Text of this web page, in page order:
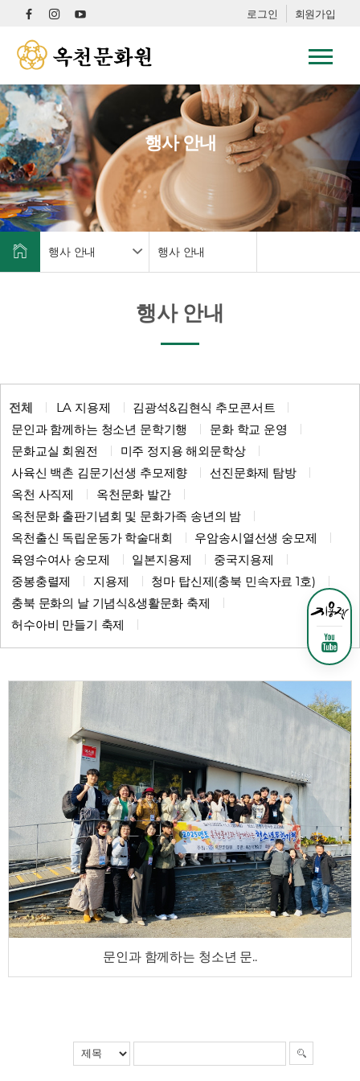
로그인 회원가입
행사 안내
행사 안내 행사 안내
행사 안내
전체 LA 지용제
김광석&김현식 추모콘서트
문인과 함께하는 청소년 문학기행
문화 학교 운영
문화교실 회원전
미주 정지용 해외문학상
사육신 백촌 김문기선생 추모제향
선진문화제 탐방
옥천 사직제
옥천문화 발간
옥천문화 출판기념회 및 문화가족 송년의 밤
옥천출신 독립운동가 학술대회
우암송시열선생 숭모제
육영수여사 숭모제
일본지용제
중국지용제
중봉충렬제
지용제
청마 탑신제(충북 민속자료 1호)
충북 문화의 날 기념식&생활문화 축제
허수아비 만들기 축제
문인과 함께하는 청소년 문..